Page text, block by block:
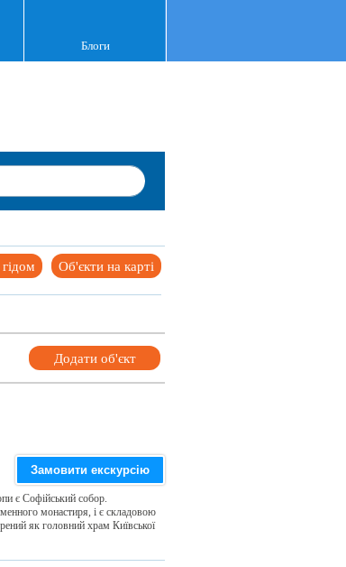
Блоги
Об'єкти на карті
Додати об'єкт
Замовити екскурсію
є Софійський собор.
монастиря, і є складовою
як головний храм Київської